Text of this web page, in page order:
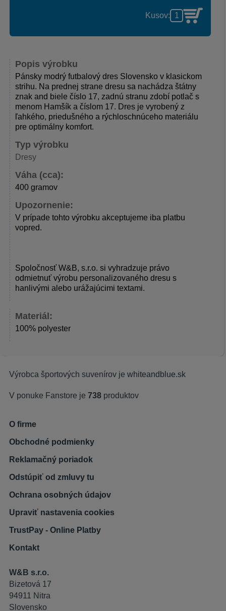
Popis výrobku
Pánsky modrý futbalový dres Slovensko v klasickom
strihu. Na prednej strane dresu sa nachádza štátny
znak and biele číslo 17, zadnú stranu zdobí potlač s
menom Hamšík a číslom 17. Dres je vyrobený z
ľahkého, priedušného a rýchloschnúceho materiálu
pre optimálny komfort.
Typ výrobku
Dresy
Váha (cca):
400 gramov
Upozornenie:
V prípade tohto výrobku akceptujeme iba platbu
vopred.
Spoločnosť W&B, s.r.o. si vyhradzuje právo
odmietnuť výrobu personalizovaného dresu s
hanlivými alebo urážajúcimi textami.
Materiál:
100% polyester
Kusov:
Výrobca športových suvenírov je whiteandblue.sk
V ponuke Fanstore je 738 produktov
O firme
Obchodné podmienky
Reklamačný poriadok
Odstúpiť od zmluvy tu
Ochrana osobných údajov
Upraviť nastavenia cookies
TrustPay - Online Platby
Kontakt
W&B s.r.o.
Bizetová 17
94911 Nitra
Slovensko